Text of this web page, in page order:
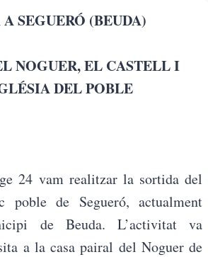
SEGUERÓ (BEUDA)
NOGUER, EL CASTELL I
DEL POBLE
24 vam realitzar la sortida del
poble de Segueró, actualment
de Beuda. L’activitat va
a la casa pairal del Noguer de